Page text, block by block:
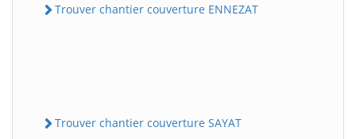
Trouver chantier couverture ENNEZAT
Trouver chantier couverture SAYAT